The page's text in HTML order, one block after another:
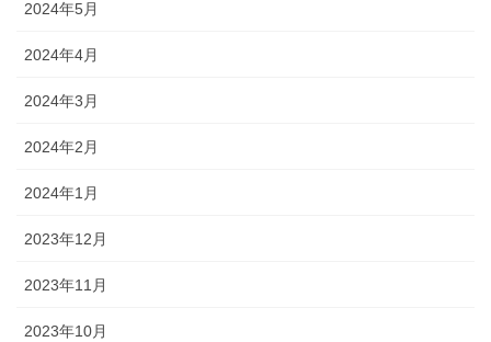
2024年5月
2024年4月
2024年3月
2024年2月
2024年1月
2023年12月
2023年11月
2023年10月